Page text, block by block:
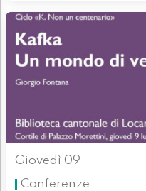
Giovedì 09
Conferenze